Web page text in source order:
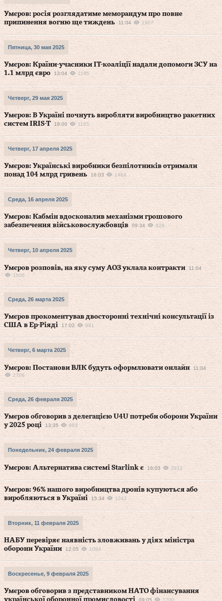
Умєров: росія розглядатиме меморандум про повне
припинення вогню ще тиждень
11:04 1907
Пятница, 30 мая 2025
Умєров: Країни-учасники IT-коаліції надали допомоги ЗСУ на
1.1 млрд євро
13:04 1195
Четверг, 29 мая 2025
Умєров: В Україні почнуть виробляти виробництво ракетних
систем IRIS-T
18:00 1185
Четверг, 17 апреля 2025
Умєров: Українські виробники безпілотників отримали
понад 104 млрд гривень
16:03 1464
Среда, 16 апреля 2025
Умєров: Кабмін вдосконалив механізми грошового
забезпечення військовослужбовців
09:34 828
Четверг, 10 апреля 2025
Умєров розповів, на яку суму АОЗ уклала контракти
11:04
1506
Среда, 26 марта 2025
Умєров прокоментував двосторонні технічні консультації із
США в Ер-Ріяді
17:02 981
Четверг, 6 марта 2025
Умєров: Постанови ВЛК будуть оформлювати онлайн
11:04
2706
Среда, 26 февраля 2025
Умєров обговорив з делегацією U4U потреби оборони України
у 2025 році
13:35 983
Понедельник, 24 февраля 2025
Умєров: Альтернатива системі Starlink є 16:03 2812
Умєров: 96% нашого виробництва дронів купуються або
виробляються в Україні
15:34 1241
Вторник, 11 февраля 2025
НАБУ перевіряє наявність зловживань у діях міністра
оборони України
12:05 1094
Воскресенье, 9 февраля 2025
Умєров обговорив з представником НАТО фінансування
української оборонної промисловості
09:05 1200